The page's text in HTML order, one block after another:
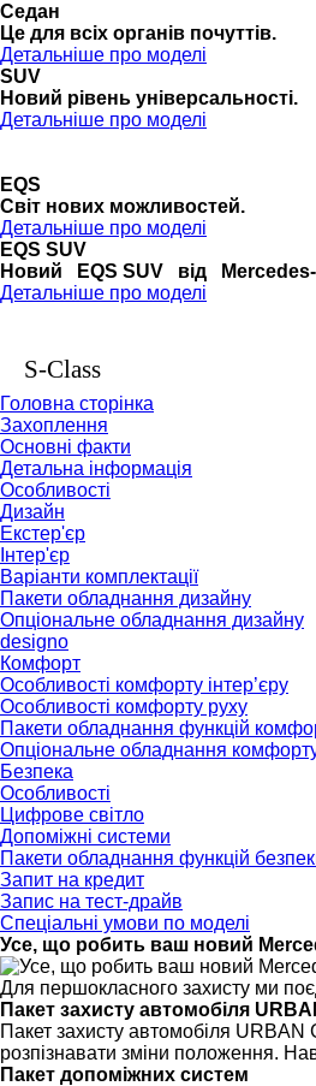
Седан
Це для всіх органів почуттів.
Детальніше про моделі
SUV
Новий рівень універсальності.
Детальніше про моделі
EQS
Cвіт нових можливостей.
Детальніше про моделі
EQS SUV
Новий EQS SUV від
Детальніше про моделі
S-Class
Головна сторінка
Захоплення
Основні факти
Детальна інформація
Особливості
Дизайн
Екстер'єр
Інтер'єр
Варіанти комплектації
Пакети обладнання дизайну
Опціональне обладнання дизайну
designo
Комфорт
Особливості комфорту інтер’єру
Особливості комфорту руху
Пакети обладнання функцій
Опціональне обладнання
Безпека
Особливості
Цифрове світло
Допоміжні системи
Пакети обладнання функцій
Запит на кредит
Запис на тест-драйв
Спеціальні умови по моделі
Усе, що робить ваш новий
Для першокласного захисту ми
Пакет захисту автомобіля
Пакет захисту автомобіля URBAN
розпізнавати зміни положення.
Пакет допоміжних систем